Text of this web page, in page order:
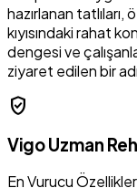
hazırlanan
kıyısındaki rahat
dengesi ve
ziyaret edilen bir
verified_user
Vigo Uzman
En Vurucu